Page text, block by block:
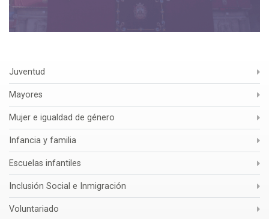
Juventud
Mayores
Mujer e igualdad de género
Infancia y familia
Escuelas infantiles
Inclusión Social e Inmigración
Voluntariado